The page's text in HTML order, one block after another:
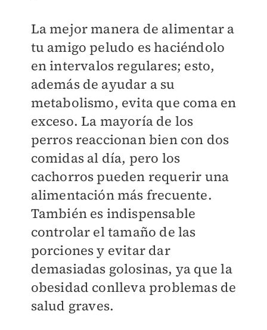
La mejor manera de alimentar a
tu amigo peludo es haciéndolo
en intervalos regulares; esto,
además de ayudar a su
metabolismo, evita que coma en
exceso. La mayoría de los
perros reaccionan bien con dos
comidas al día, pero los
cachorros pueden requerir una
alimentación más frecuente.
También es indispensable
controlar el tamaño de las
porciones y evitar dar
demasiadas golosinas, ya que la
obesidad conlleva problemas de
salud graves.